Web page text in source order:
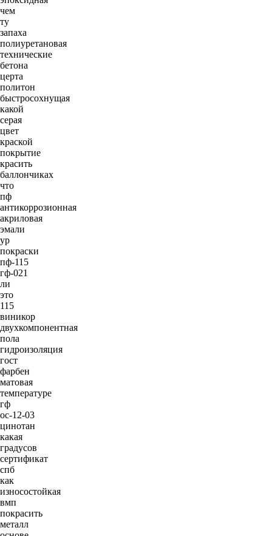
чем
ту
запаха
полиуретановая
технические
бетона
церта
политон
быстросохнущая
какой
серая
цвет
краской
покрытие
красить
баллончиках
что
пф
антикоррозионная
акриловая
эмали
ур
покраски
пф-115
гф-021
ли
это
115
виникор
двухкомпонентная
пола
гидроизоляция
гост
фарбен
матовая
температуре
гф
ос-12-03
цинотан
какая
градусов
сертификат
спб
как
износостойкая
вмп
покрасить
металл